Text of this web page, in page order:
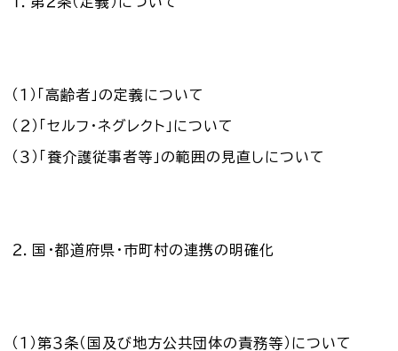
（１）「高齢者」の定義について
（２）「セルフ・ネグレクト」について
（３）「養介護従事者等」の範囲の見直しについて
２．国・都道府県・市町村の連携の明確化
（１）第３条（国及び地方公共団体の責務等）について